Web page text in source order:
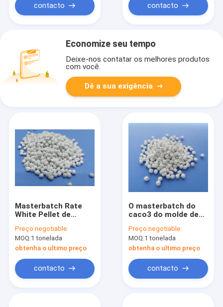
contacto contacto
Economize seu tempo
Deixe-nos contatar os melhores produtos
com você.
Dê a sua exigência
Masterbatch Rate
White Pellet de
carbonato de cálcio
do enchimento dos
PP
Preço:negotiable
MOQ:1 tonelada
obtenha o ultimo preço
contacto
O masterbatch do
caco3 do molde de
reciclou o portador
do PE dos PP
Preço:negotiable
MOQ:1 tonelada
obtenha o ultimo preço
contacto